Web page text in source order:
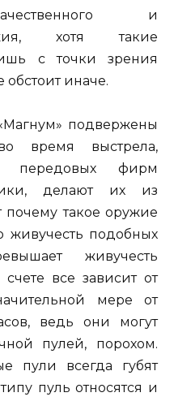
и
хотя такие
с точки зрения
обстоит иначе.
подвержены
время выстрела,
передовых фирм
делают их из
почему такое оружие
живучесть подобных
живучесть
все зависит от
мере от
ведь они могут
пулей, порохом.
пули всегда губят
пуль относятся и